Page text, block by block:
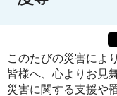
このたびの災害によ
皆様へ、心よりお見
災害に関する支援や